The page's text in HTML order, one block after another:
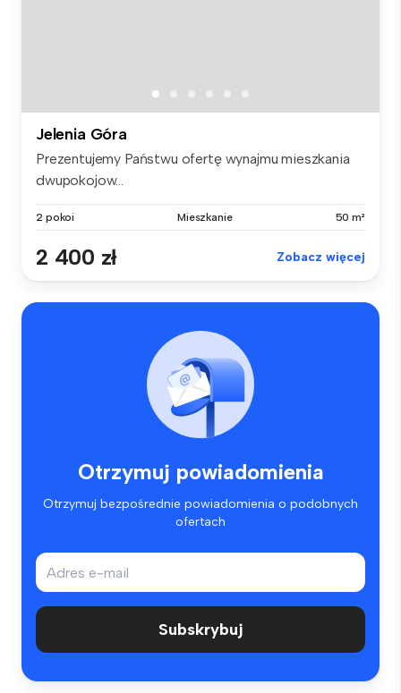
Jelenia Góra
Prezentujemy Państwu ofertę wynajmu mieszkania
dwupokojow...
2 pokoi Mieszkanie 50 m²
2 400 zł Zobacz więcej
Otrzymuj powiadomienia
Otrzymuj bezpośrednie powiadomienia o podobnych
ofertach
Subskrybuj